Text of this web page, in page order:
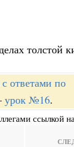
толстой
ответами по
урок №16.
ссылкой